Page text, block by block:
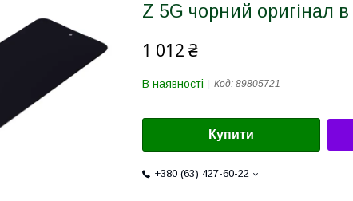
Z 5G чорний оригінал в
1 012 ₴
В наявності Код: 89805721
Купити
+380 (63) 427-60-22